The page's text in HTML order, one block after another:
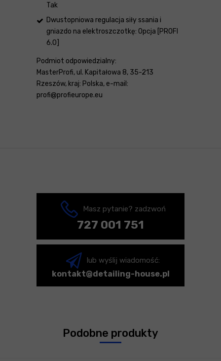
Tak
Dwustopniowa regulacja siły ssania i
gniazdo na elektroszczotkę: Opcja [PROFI
6.0]
Podmiot odpowiedzialny:
MasterProfi, ul. Kapitałowa 8, 35-213
Rzeszów, kraj: Polska, e-mail:
profi@profieurope.eu
Masz pytanie? zadzwoń
727 001 751
lub wyślij wiadomość:
kontakt@detailing-house.pl
Podobne produkty